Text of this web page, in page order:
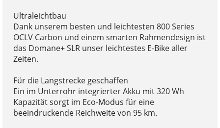
Ultraleichtbau
Dank unserem besten und leichtesten 800 Series
OCLV Carbon und einem smarten Rahmendesign ist
das Domane+ SLR unser leichtestes E-Bike aller
Zeiten.
Für die Langstrecke geschaffen
Ein im Unterrohr integrierter Akku mit 320 Wh
Kapazität sorgt im Eco-Modus für eine
beeindruckende Reichweite von 95 km.